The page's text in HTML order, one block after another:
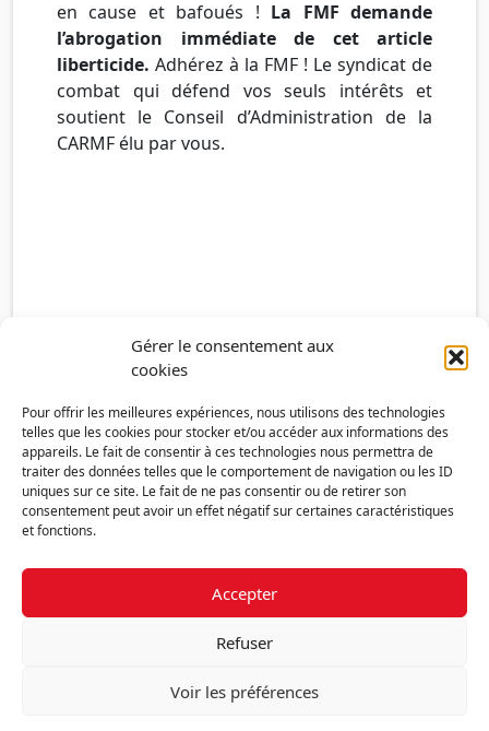
Gérer le consentement aux
cookies
Pour offrir les meilleures expériences, nous utilisons des technologies
telles que les cookies pour stocker et/ou accéder aux informations des
appareils. Le fait de consentir à ces technologies nous permettra de
traiter des données telles que le comportement de navigation ou les ID
uniques sur ce site. Le fait de ne pas consentir ou de retirer son
consentement peut avoir un effet négatif sur certaines caractéristiques
et fonctions.
Accepter
Refuser
Voir les préférences
en cause et bafoués ! La FMF demande
l’abrogation immédiate de cet article
liberticide. Adhérez à la FMF ! Le syndicat de
combat qui défend vos seuls intérêts et
soutient le Conseil d’Administration de la
CARMF élu par vous.
Politique de confidentialité
RGPD
Nous contacter